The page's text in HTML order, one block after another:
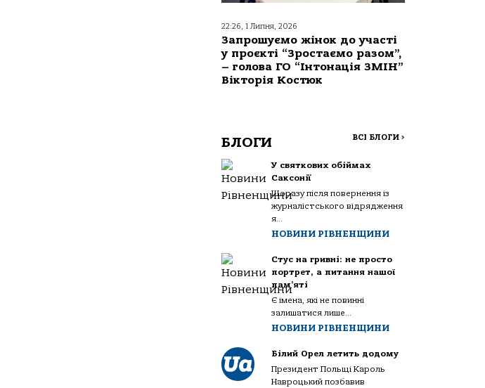
22:26, 1 Липня, 2026
Запрошуємо жінок до участі
у проєкті “Зростаємо разом”,
– голова ГО “Інтонація ЗМІН”
Вікторія Костюк
БЛОГИ ВСІ БЛОГИ >
У святкових обіймах
Саксонії
Щоразу після повернення із
журналістського відрядження
я...
НОВИНИ РІВНЕНЩИНИ
Стус на гривні: не просто
портрет, а питання нашої
пам’яті
Є імена, які не повинні
залишатися лише...
НОВИНИ РІВНЕНЩИНИ
Білий Орел летить додому
Президент Польщі Кароль
Навроцький позбавив